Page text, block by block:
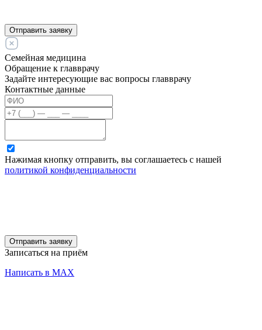
Отправить заявку
Семейная медицина
Обращение к главврачу
Задайте интересующие вас вопросы главврачу
Контактные данные
Нажимая кнопку отправить, вы соглашаетесь с нашей
политикой конфиденциальности
Отправить заявку
Записаться на приём
Написать в MAX